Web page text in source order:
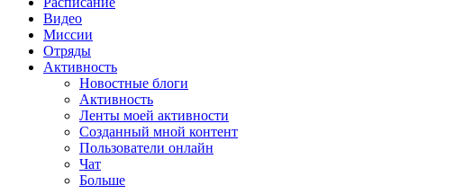
Видео
Миссии
Отряды
Активность
Новостные блоги
Активность
Ленты моей активности
Созданный мной контент
Пользователи онлайн
Чат
Больше